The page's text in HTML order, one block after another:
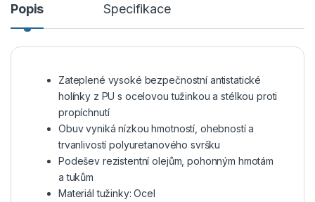
Popis Specifikace
Zateplené vysoké bezpečnostní antistatické
holínky z PU s ocelovou tužinkou a stélkou proti
propíchnutí
Obuv vyniká nízkou hmotností, ohebností a
trvanlivostí polyuretanového svršku
Podešev rezistentní olejům, pohonným hmotám
a tukům
Materiál tužinky: Ocel